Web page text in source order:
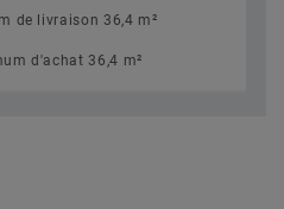
de livraison 36,4 m²
d'achat 36,4 m²